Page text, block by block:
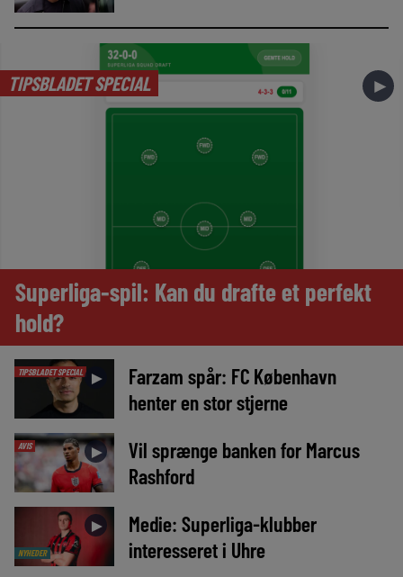
TIPSBLADET SPECIAL ►
Superliga-spil: Kan du drafte et perfekt
hold?
TIPSBLADET SPECIAL ►
Farzam spår: FC København
henter en stor stjerne
AVIS ►
Vil sprænge banken for Marcus
Rashford
NYHEDER
►
Medie: Superliga-klubber
interesseret i Uhre